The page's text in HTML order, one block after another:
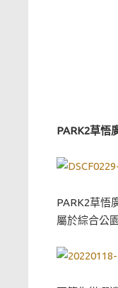
PARK2草悟
PARK2草悟
屬於綜合公